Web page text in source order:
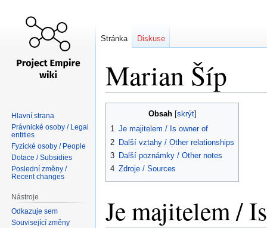
Marian Šíp
vyhledávání
Obsah
1 Je majitelem / Is owner of
2 Další vztahy / Other relationships
3 Další poznámky / Other notes
4 Zdroje / Sources
Je majitelem /
Stránka Diskuse
Hlavní strana
Právnické osoby / Legal
entities
Fyzické osoby / People
Dotace / Subsidies
Poslední změny /
Recent changes
Nástroje
Odkazuje sem
Související změny